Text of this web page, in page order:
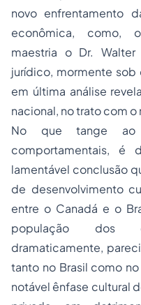
novo enfrentamento
econômica, como,
maestria o Dr.
jurídico, mormente
em última análise
nacional, no trato com
No que tange ao
comportamentais,
lamentável conclusão
de desenvolvimento
entre o Canadá e o
população dos
dramaticamente,
tanto no Brasil como
notável ênfase cultural